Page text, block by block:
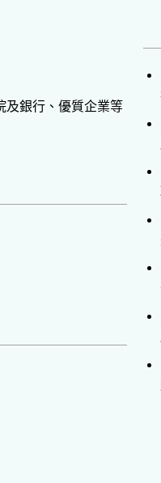
及銀行、優質企業等